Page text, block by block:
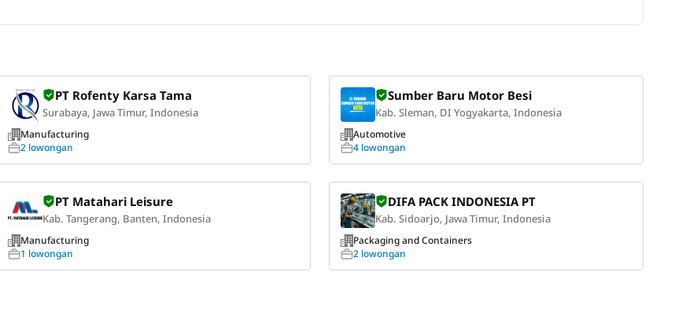
PT Rofenty Karsa Tama
Surabaya, Jawa Timur, Indonesia
Manufacturing
2 lowongan
Sumber Baru Motor Besi
Kab. Sleman, DI Yogyakarta, Indonesia
Automotive
4 lowongan
PT Matahari Leisure
Kab. Tangerang, Banten, Indonesia
Manufacturing
1 lowongan
DIFA PACK INDONESIA PT
Kab. Sidoarjo, Jawa Timur, Indonesia
Packaging and Containers
2 lowongan